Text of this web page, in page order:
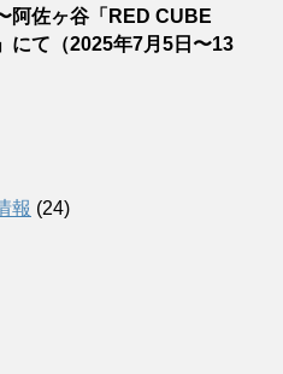
阿佐ヶ谷「RED CUBE
にて（2025年7月5日〜13
報 (24)